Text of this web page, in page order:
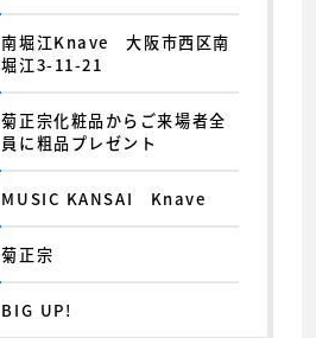
南堀江Knave 大阪市西区南
堀江3-11-21
菊正宗化粧品からご来場者全
員に粗品プレゼント
MUSIC KANSAI Knave
菊正宗
BIG UP!